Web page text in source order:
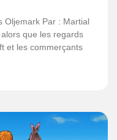
Oljemark Par : Martial
que les regards
et les commerçants